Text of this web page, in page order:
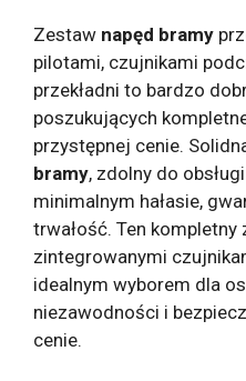
Zestaw napęd bramy
pilotami, czujnikami
przekładni to bardzo
poszukujących
przystępnej cenie.
bramy, zdolny do
minimalnym hałasie,
trwałość. Ten kompletny
zintegrowanymi
idealnym wyborem dla
niezawodności i
cenie.